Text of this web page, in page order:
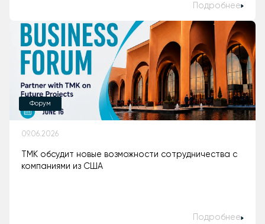
Подробнее
Форум
09.06.2026
ТМК обсудит новые возможности сотрудничества с
компаниями из США
Подробнее